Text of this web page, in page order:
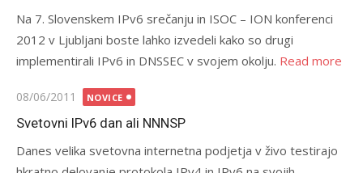
Na 7. Slovenskem IPv6 srečanju in ISOC – ION konferenci
2012 v Ljubljani boste lahko izvedeli kako so drugi
implementirali IPv6 in DNSSEC v svojem okolju. Read more
Posted
on
08/06/2011 NOVICE
Svetovni IPv6 dan ali NNNSP
Danes velika svetovna internetna podjetja v živo testirajo